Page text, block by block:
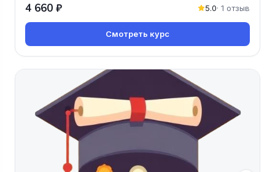
4 660 ₽ 5.0· 1 отзыв
Смотреть курс